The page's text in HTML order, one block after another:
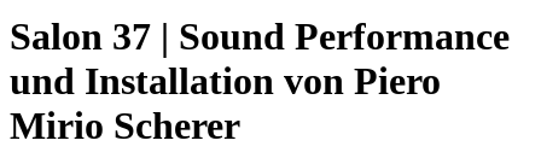
Salon 37 | Sound Performance
und Installation von Piero
Mirio Scherer